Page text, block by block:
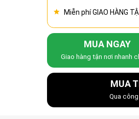
Miễn phí GIAO HÀNG
MUA NGAY
Giao hàng tận nơi nhanh
MUA
Qua